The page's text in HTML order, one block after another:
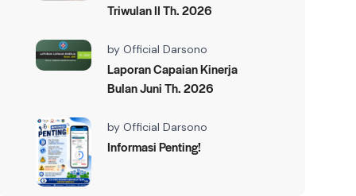
Triwulan II Th. 2026
by Official Darsono
Laporan Capaian Kinerja
Bulan Juni Th. 2026
by Official Darsono
Informasi Penting!